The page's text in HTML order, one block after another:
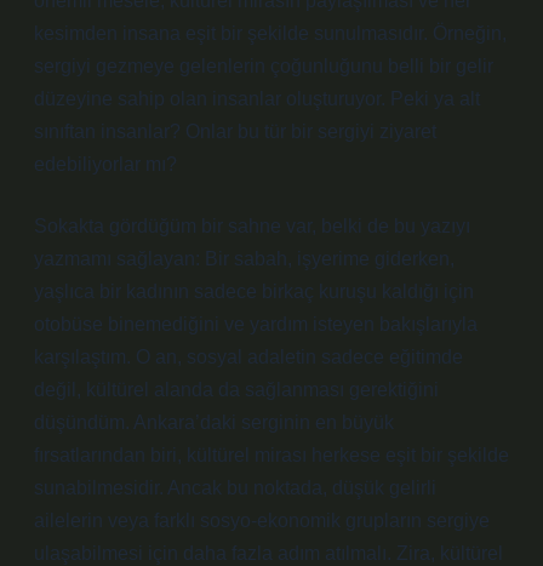
kesimden insana eşit bir şekilde sunulmasıdır. Örneğin,
sergiyi gezmeye gelenlerin çoğunluğunu belli bir gelir
düzeyine sahip olan insanlar oluşturuyor. Peki ya alt
sınıftan insanlar? Onlar bu tür bir sergiyi ziyaret
edebiliyorlar mı?
Sokakta gördüğüm bir sahne var, belki de bu yazıyı
yazmamı sağlayan: Bir sabah, işyerime giderken,
yaşlıca bir kadının sadece birkaç kuruşu kaldığı için
otobüse binemediğini ve yardım isteyen bakışlarıyla
karşılaştım. O an, sosyal adaletin sadece eğitimde
değil, kültürel alanda da sağlanması gerektiğini
düşündüm. Ankara’daki serginin en büyük
fırsatlarından biri, kültürel mirası herkese eşit bir şekilde
sunabilmesidir. Ancak bu noktada, düşük gelirli
ailelerin veya farklı sosyo-ekonomik grupların sergiye
ulaşabilmesi için daha fazla adım atılmalı. Zira, kültürel